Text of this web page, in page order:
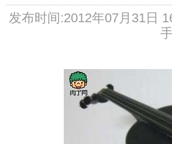
发布时间:2012年07月31日